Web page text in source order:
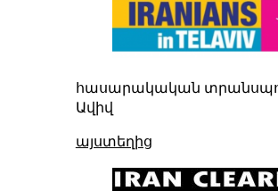
հասարակական
Ավիվ
այստեղից